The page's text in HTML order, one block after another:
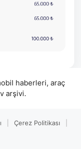
haberleri, araç
arşivi.
Çerez Politikası